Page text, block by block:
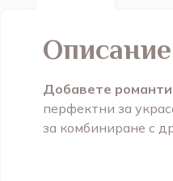
Описание
Добавете
перфектни за
за комбиниране с